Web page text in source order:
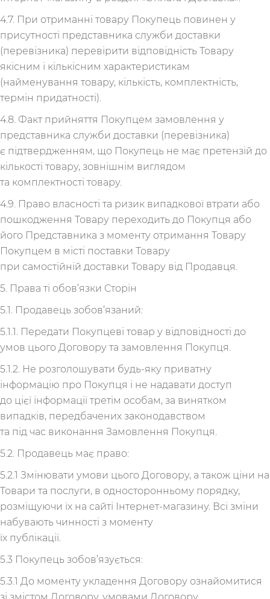
4.7. При отриманні товару Покупець повинен у
присутності представника служби доставки
(перевізника) перевірити відповідність Товару
якісним і кількісним характеристикам
(найменування товару, кількість, комплектність,
термін придатності).
4.8. Факт прийняття Покупцем замовлення у
представника служби доставки (перевізника)
є підтвердженням, що Покупець не має претензій до
кількості товару, зовнішнім виглядом
та комплектності товару.
4.9. Право власності та ризик випадкової втрати або
пошкодження Товару переходить до Покупця або
його Представника з моменту отримання Товару
Покупцем в місті поставки Товару
при самостійній доставки Товару від Продавця.
5. Права ті обов’язки Сторін
5.1. Продавець зобов’язаний:
5.1.1. Передати Покупцеві товар у відповідності до
умов цього Договору та замовлення Покупця.
5.1.2. Не розголошувати будь-яку приватну
інформацію про Покупця і не надавати доступ
до цієї інформації третім особам, за винятком
випадків, передбачених законодавством
та під час виконання Замовлення Покупця.
5.2. Продавець має право:
5.2.1 Змінювати умови цього Договору, а також ціни на
Товари та послуги, в односторонньому порядку,
розміщуючи їх на сайті Інтернет-магазину. Всі зміни
набувають чинності з моменту
їх публікації.
5.3 Покупець зобов’язується:
5.3.1 До моменту укладення Договору ознайомитися